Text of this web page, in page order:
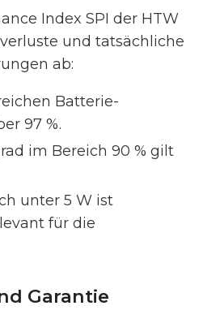
Index SPI der HTW
und tatsächliche
ab:
Batterie-
97 %.
im Bereich 90 % gilt
unter 5 W ist
für die
Garantie